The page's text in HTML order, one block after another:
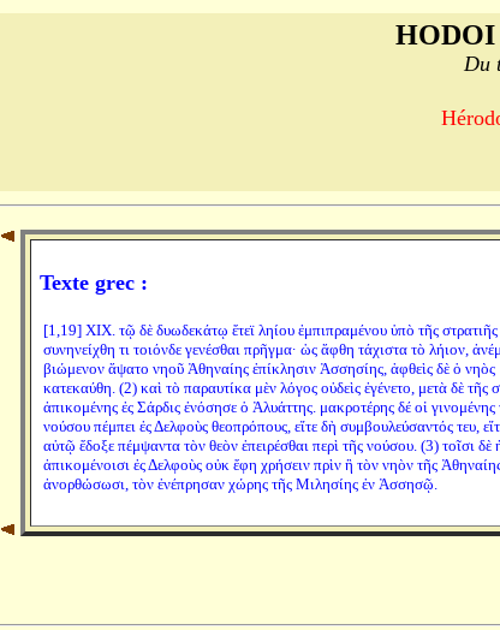
Du
Texte grec :
[1,19] XIX. τῷ δὲ δυωδεκάτῳ ἔτεϊ ληίου ἐμπιπραμένου ὑπὸ τῆς στρατιῆς
συνηνείχθη τι τοιόνδε γενέσθαι πρῆγμα· ὡς ἅφθη τάχιστα τὸ λήιον,
βιώμενον ἅψατο νηοῦ Ἀθηναίης ἐπίκλησιν Ἀσσησίης, ἁφθεὶς δὲ ὁ νηὸς
κατεκαύθη. (2) καὶ τὸ παραυτίκα μὲν λόγος οὐδεὶς ἐγένετο, μετὰ δὲ τῆς
ἀπικομένης ἐς Σάρδις ἐνόσησε ὁ Ἀλυάττης. μακροτέρης δέ οἱ γινομένης
νούσου πέμπει ἐς Δελφοὺς θεοπρόπους, εἴτε δὴ συμβουλεύσαντός τευ,
αὐτῷ ἔδοξε πέμψαντα τὸν θεὸν ἐπειρέσθαι περὶ τῆς νούσου. (3) τοῖσι δὲ
ἀπικομένοισι ἐς Δελφοὺς οὐκ ἔφη χρήσειν πρὶν ἢ τὸν νηὸν τῆς
ἀνορθώσωσι, τὸν ἐνέπρησαν χώρης τῆς Μιλησίης ἐν Ἀσσησῷ.